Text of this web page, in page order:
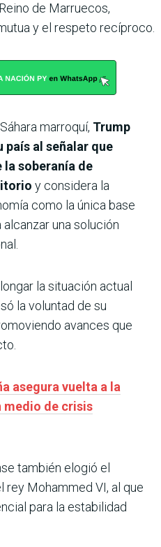
de Marruecos,
y el respeto recíproco.
marroquí, Trump
país al señalar que
la soberanía de
y considera la
como la única base
una solución
la situación actual
la voluntad de su
avances que
asegura vuelta a la
medio de crisis
también elogió el
rey Mohammed VI, al que
para la estabilidad